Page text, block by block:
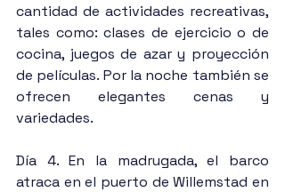
cantidad de actividades recreativas,
tales como: clases de ejercicio o de
cocina, juegos de azar y proyección
de películas. Por la noche también se
ofrecen elegantes cenas y
variedades.
Día 4. En la madrugada, el barco
atraca en el puerto de Willemstad en